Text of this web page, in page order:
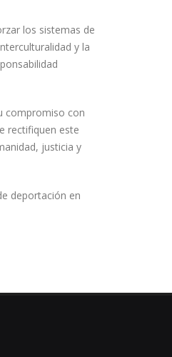
los sistemas de
y la
compromiso con
rectifiquen este
justicia y
deportación en